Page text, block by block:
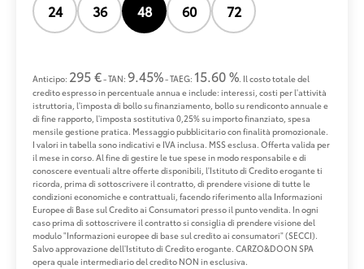
24 36 48 60 72
Anticipo: 295 €- TAN: 9.45%- TAEG: 15.60 %. Il costo totale del
credito espresso in percentuale annua e include: interessi, costi per l'attività
istruttoria, l'imposta di bollo su finanziamento, bollo su rendiconto annuale e
di fine rapporto, l'imposta sostitutiva 0,25% su importo finanziato, spesa
mensile gestione pratica. Messaggio pubblicitario con finalità promozionale.
I valori in tabella sono indicativi e IVA inclusa. MSS esclusa. Offerta valida per
il mese in corso. Al fine di gestire le tue spese in modo responsabile e di
conoscere eventuali altre offerte disponibili, l'Istituto di Credito erogante ti
ricorda, prima di sottoscrivere il contratto, di prendere visione di tutte le
condizioni economiche e contrattuali, facendo riferimento alla Informazioni
Europee di Base sul Credito ai Consumatori presso il punto vendita. In ogni
caso prima di sottoscrivere il contratto si consiglia di prendere visione del
modulo "Informazioni europee di base sul credito ai consumatori" (SECCI).
Salvo approvazione dell'Istituto di Credito erogante. CARZO&DOON SPA
opera quale intermediario del credito NON in esclusiva.